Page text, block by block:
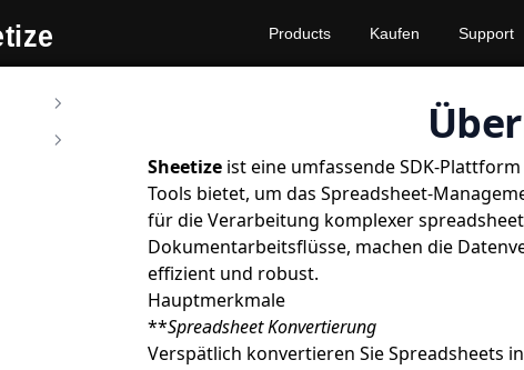
Products Kaufen Support
Sheetize ist eine umfassende SDK-
Tools bietet, um das Spreadsheet-
für die Verarbeitung komplexer
Dokumentarbeitsflüsse, machen die
effizient und robust.
Hauptmerkmale
**Spreadsheet Konvertierung
Verspätlich konvertieren Sie Spreadsheets